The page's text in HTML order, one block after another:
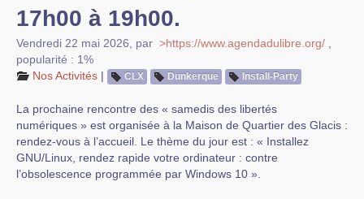
17h00 à 19h00.
Vendredi 22 mai 2026 par >https://www.agendadulibre.org/
popularité : 1%
Nos Activités | CLX Dunkerque Install-Party
La prochaine rencontre des « samedis des libertés
numériques » est organisée à la Maison de Quartier des Glacis :
rendez-vous à l’accueil. Le thème du jour est : « Installez
GNU/Linux, rendez rapide votre ordinateur : contre
l’obsolescence programmée par Windows 10 ».